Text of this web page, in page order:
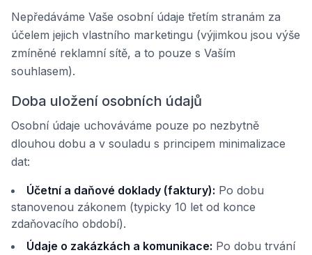
Nepředáváme Vaše osobní údaje třetím stranám za
účelem jejich vlastního marketingu (výjimkou jsou výše
zmíněné reklamní sítě, a to pouze s Vaším
souhlasem).
Doba uložení osobních údajů
Osobní údaje uchováváme pouze po nezbytně
dlouhou dobu a v souladu s principem minimalizace
dat:
Účetní a daňové doklady (faktury): Po dobu
stanovenou zákonem (typicky 10 let od konce
zdaňovacího období).
Údaje o zakázkách a komunikace: Po dobu trvání